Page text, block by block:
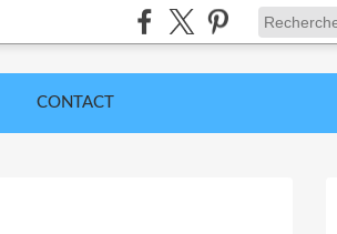
CONTACT